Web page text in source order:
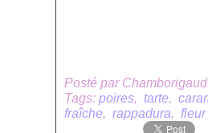
Posté par
Tags: poires, tarte,
fraîche, rappadura,